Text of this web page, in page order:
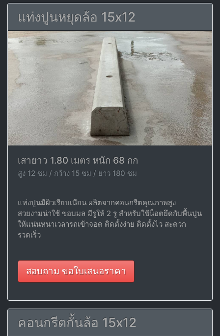
แท่งปูนหยุดล้อ 15x12
เสายาว 1.80 เมตร หนัก 68 กก
สูง 12 ซม / กว้าง 15 ซม / ยาว 180 ซม
แท่งปูนมีผิวเรียบเนียน ผลิตจากคอนกรีตคุณภาพสูง
สวยงามน่าใช้ ขอบมล มีรูให้ 2 รู สำหรับใช้น็อตยึดกับพื้นปูน
ให้แน่นหนาเวลารถเข้าจอด ติดตั้งง่าย ติดตั้งไว สะดวก
รวดเร็ว
สอบถาม ขอใบเสนอราคา
คอนกรีตกั้นล้อ 15x12